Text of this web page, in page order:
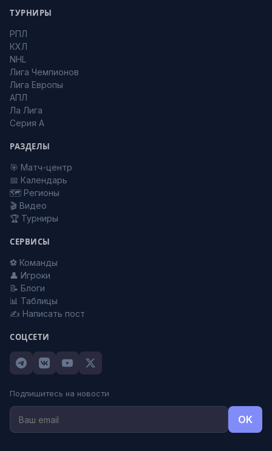
ТУРНИРЫ
РПЛ
КХЛ
NHL
Лига Чемпионов
Лига Европы
АПЛ
Ла Лига
Серия А
РАЗДЕЛЫ
🎯 Матч-центр
📅 Календарь
🗺️ Регионы
🎬 Видео
🏆 Турниры
СЕРВИСЫ
⚽ Команды
👤 Игроки
📝 Блоги
📊 Таблицы
✍️ Написать пост
СОЦСЕТИ
Подпишитесь на новости
OK